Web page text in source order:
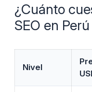
¿Cuánto
SEO en
Nivel